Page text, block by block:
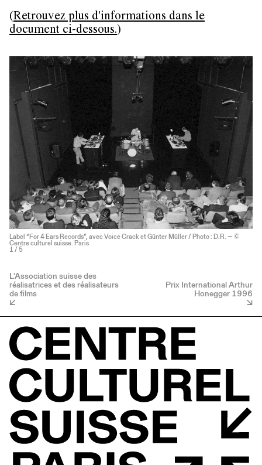
(Retrouvez plus d'informations dans le
document ci-dessous.)
Label “For 4 Ears Records”, avec Voice Crack et Günter Müller / Photo : D.R. — ©
Centre culturel suisse. Paris
1 / 5
L'Association suisse des
réalisatrices et des réalisateurs
de films
Prix International Arthur
Honegger 1996